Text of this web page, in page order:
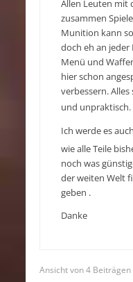
Allen Leuten mit
zusammen
Munition kann
doch eh an jeder
Menü und
hier schon
verbessern.
und
Ich werde es
wie alle Teile
noch was
der weiten Welt
geben .
Danke
Ansicht von 4